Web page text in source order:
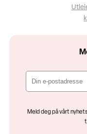
Meld deg på vårt